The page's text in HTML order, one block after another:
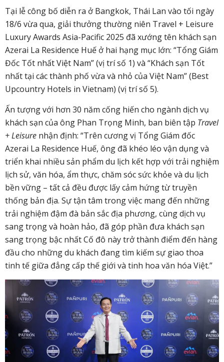
Tại lễ công bố diễn ra ở Bangkok, Thái Lan vào tối ngày
18/6 vừa qua, giải thưởng thường niên Travel + Leisure
Luxury Awards Asia-Pacific 2025 đã xướng tên khách sạn
Azerai La Residence Huế ở hai hạng mục lớn: “Tổng Giám
Đốc Tốt nhất Việt Nam” (vị trí số 1) và “Khách sạn Tốt
nhất tại các thành phố vừa và nhỏ của Việt Nam” (Best
Upcountry Hotels in Vietnam) (vị trí số 5).
Ấn tượng với hơn 30 năm cống hiến cho ngành dịch vụ
khách sạn của ông Phan Trọng Minh, ban biên tập Travel
+ Leisure nhận định: “Trên cương vị Tổng Giám đốc
Azerai La Residence Huế, ông đã khéo léo vận dụng và
triển khai nhiều sản phẩm du lịch kết hợp với trải nghiệm
lịch sử, văn hóa, ẩm thực, chăm sóc sức khỏe và du lịch
bền vững – tất cả đều được lấy cảm hứng từ truyền
thống bản địa. Sự tận tâm trong việc mang đến những
trải nghiệm đậm đà bản sắc địa phương, cùng dịch vụ
sang trọng và hoàn hảo, đã góp phần đưa khách sạn
sang trọng bậc nhất Cố đô này trở thành điểm đến hàng
đầu cho những du khách đang tìm kiếm sự giao thoa
tinh tế giữa đẳng cấp thế giới và tinh hoa văn hóa Việt.”